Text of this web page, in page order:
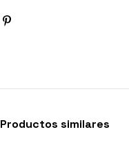
Productos similares